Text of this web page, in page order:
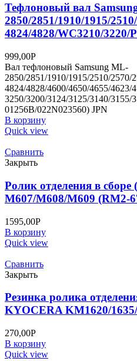
Тефлоновый вал
2850/2851/1910/1915/
4824/4828/WC3210/3220/
999,00Р
Вал тефлоновый Samsung ML-
2850/2851/1910/1915/2510/2570/
4824/4828/4600/4650/4655/4623/
3250/3200/3124/3125/3140/3155/
01256B/022N023560) JPN
В корзину
Quick view
Сравнить
Закрыть
Ролик отделения в
M607/M608/M609 (RM2-
1595,00Р
В корзину
Quick view
Сравнить
Закрыть
Резинка ролика
KYOCERA KM1620/
270,00Р
В корзину
Quick view